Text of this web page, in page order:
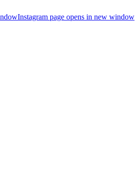
Instagram page opens in new window